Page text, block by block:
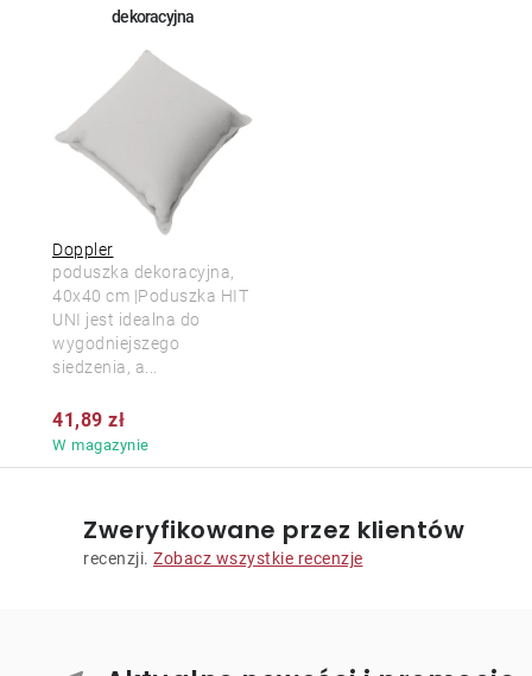
dekoracyjna
Doppler
W magazynie
41,89 zł
poduszka dekoracyjna,
40x40 cm |Poduszka HIT
UNI jest idealna do
wygodniejszego
siedzenia, a...
Zweryfikowane przez klientów
recenzji. Zobacz wszystkie recenzje